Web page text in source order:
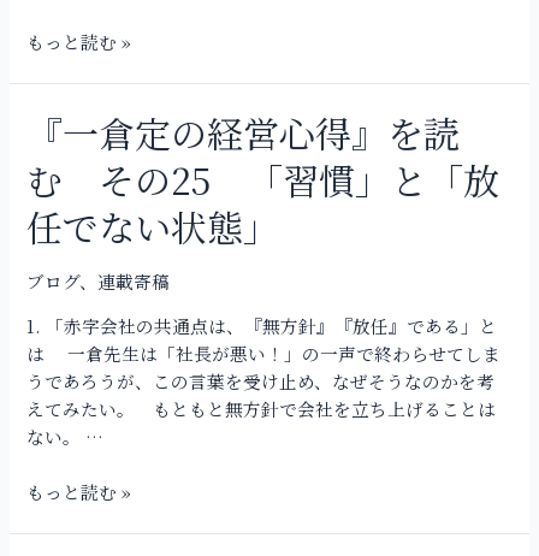
転
もっと読む »
『一倉定の経営心得』を読
む その25 「習慣」と「放
任でない状態」
ブログ、 連載寄稿
1. 「赤字会社の共通点は、『無方針』『放任』である」と
は 一倉先生は「社長が悪い！」の一声で終わらせてしま
うであろうが、この言葉を受け止め、なぜそうなのかを考
えてみたい。 もともと無方針で会社を立ち上げることは
ない。 …
『一
定
の
経
心
得』
を
読
む
そ
25
慣」
もっと読む »